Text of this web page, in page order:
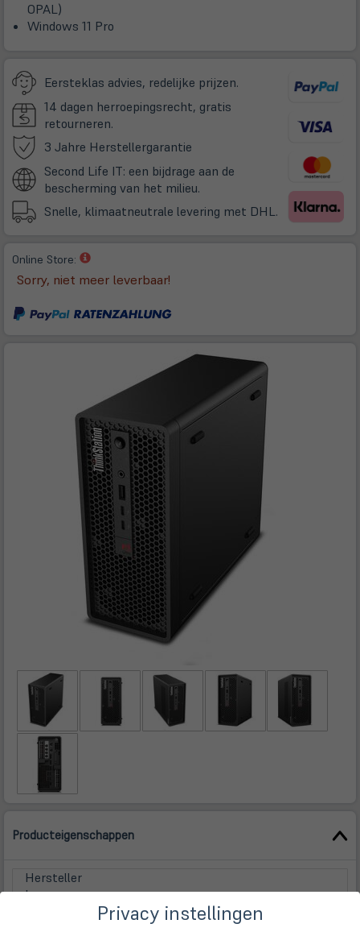
OPAL)
Windows 11 Pro
Eersteklas advies, redelijke prijzen.
14 dagen herroepingsrecht, gratis
retourneren.
3 Jahre Herstellergarantie
neuem
Tab)
Second Life IT: een bijdrage aan de
bescherming van het milieu.
Snelle, klimaatneutrale levering met DHL.
Online Store:
(öffnet
neuem
Sorry, niet meer leverbaar!
Producteigenschappen
Hersteller
Lenovo
Privacy instellingen